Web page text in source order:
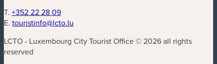
T. +352 22 28 09
E. touristinfo@lcto.lu
LCTO - Luxembourg City Tourist Office © 2026 all rights
reserved